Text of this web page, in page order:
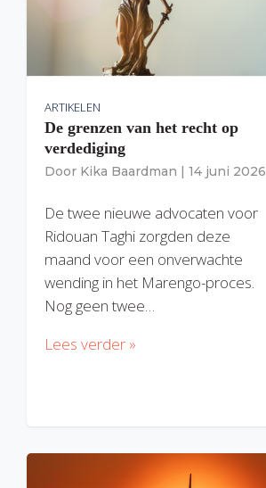
ARTIKELEN
De grenzen van het recht op
verdediging
Door Kika Baardman | 14 juni 2026
De twee nieuwe advocaten voor
Ridouan Taghi zorgden deze
maand voor een onverwachte
wending in het Marengo-proces.
Nog geen twee…
Lees verder »